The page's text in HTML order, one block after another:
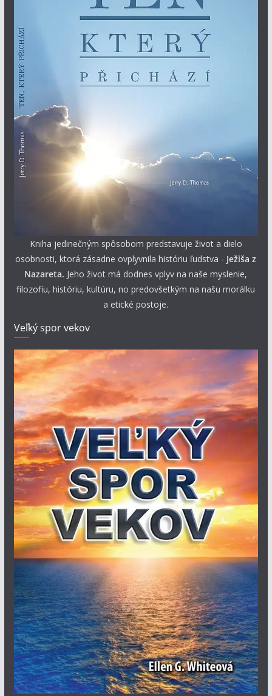
Kniha jedinečným spôsobom predstavuje život a dielo
osobnosti, ktorá zásadne ovplyvnila históriu ľudstva - Ježiša z
Nazareta. Jeho život má dodnes vplyv na naše myslenie,
filozofiu, históriu, kultúru, no predovšetkým na našu morálku
a etické postoje.
Veľký spor vekov